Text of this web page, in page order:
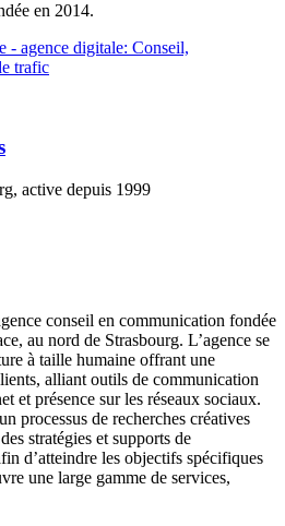
en 2014.
agence digitale: Conseil,
trafic
active depuis 1999
conseil en communication fondée
au nord de Strasbourg. L’agence se
à taille humaine offrant une
alliant outils de communication
et présence sur les réseaux sociaux.
processus de recherches créatives
stratégies et supports de
d’atteindre les objectifs spécifiques
une large gamme de services,